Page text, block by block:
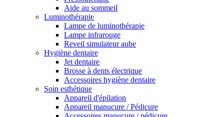
Aide au sommeil
Luminothérapie
Lampe de luminothérapie
Lampe infrarouge
Reveil simulateur aube
Hygiène dentaire
Jet dentaire
Brosse à dents électrique
Accessoires hygiène dentaire
Soin esthétique
Appareil d'épilation
Appareil manucure / Pédicure